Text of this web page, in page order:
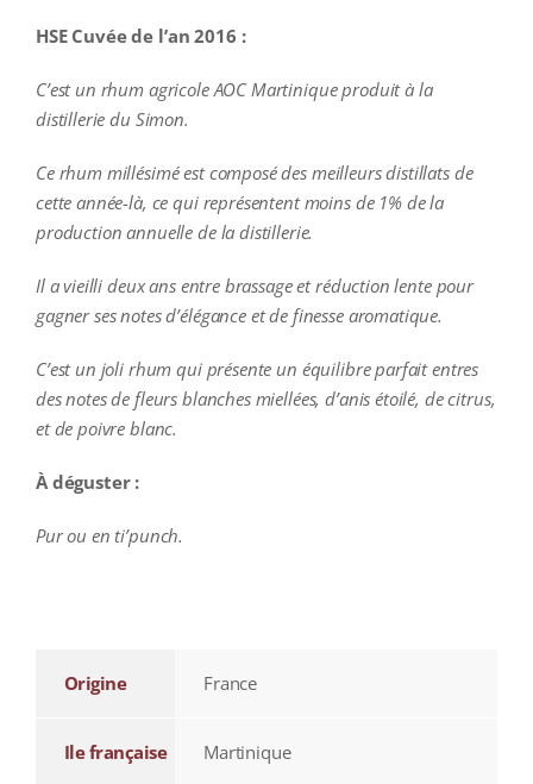
HSE Cuvée de l’an 2016 :
C’est un rhum agricole AOC Martinique produit à la
distillerie du Simon.
Ce rhum millésimé est composé des meilleurs distillats de
cette année-là, ce qui représentent moins de 1% de la
production annuelle de la distillerie.
Il a vieilli deux ans entre brassage et réduction lente pour
gagner ses notes d’élégance et de finesse aromatique.
C’est un joli rhum qui présente un équilibre parfait entres
des notes de fleurs blanches miellées, d’anis étoilé, de citrus,
et de poivre blanc.
À déguster :
Pur ou en ti’punch.
Origine France
Ile française Martinique